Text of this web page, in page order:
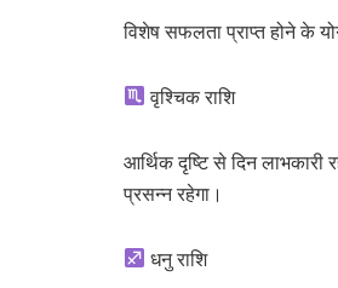
विशेष सफलता प्राप्त होने के
वृश्चिक राशि
आर्थिक दृष्टि से दिन लाभकारी
प्रसन्न रहेगा।
धनु राशि